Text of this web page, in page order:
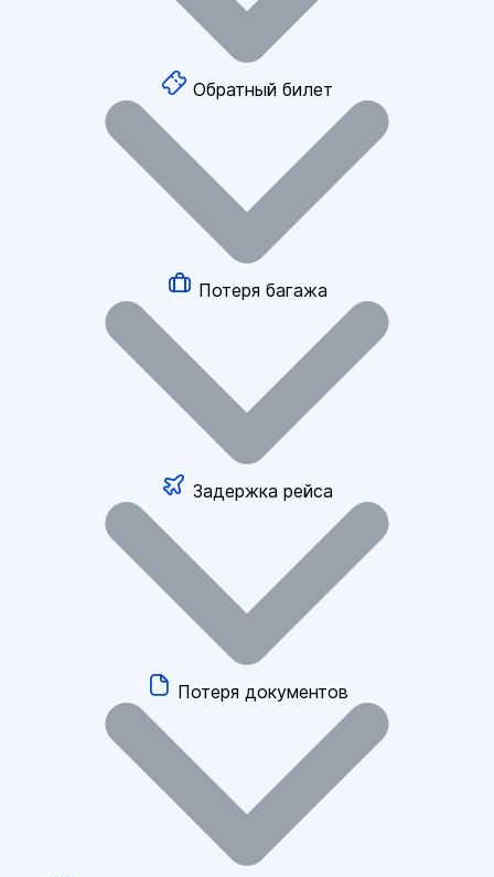
Обратный билет
Потеря багажа
Задержка рейса
Потеря документов